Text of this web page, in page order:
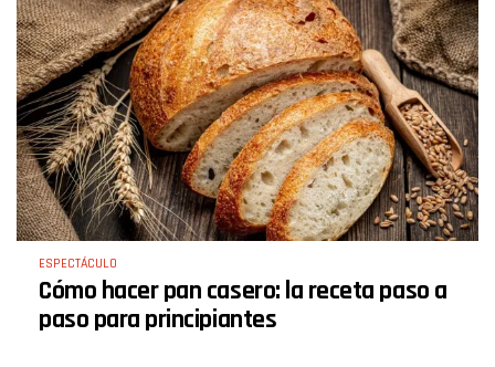
ESPECTÁCULO
Cómo hacer pan casero: la receta paso a
paso para principiantes